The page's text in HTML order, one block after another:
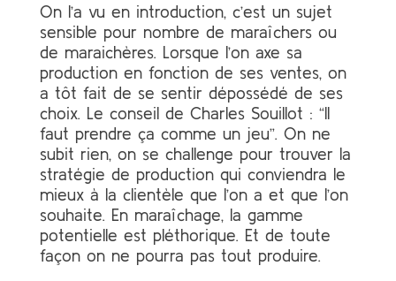
On l’a vu en introduction, c’est un sujet
sensible pour nombre de maraîchers ou
de maraichères. Lorsque l’on axe sa
production en fonction de ses ventes, on
a tôt fait de se sentir dépossédé de ses
choix. Le conseil de Charles Souillot : “Il
faut prendre ça comme un jeu”. On ne
subit rien, on se challenge pour trouver la
stratégie de production qui conviendra le
mieux à la clientèle que l’on a et que l’on
souhaite. En maraîchage, la gamme
potentielle est pléthorique. Et de toute
façon on ne pourra pas tout produire.